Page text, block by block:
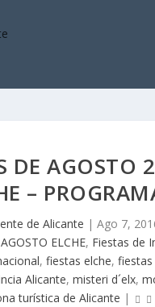
DE AGOSTO
–
de Alicante | Ago 7,
ELCHE, Fiestas de
, fiestas elche, fiestas
Alicante, misteri d´elx,
turística de Alicante |